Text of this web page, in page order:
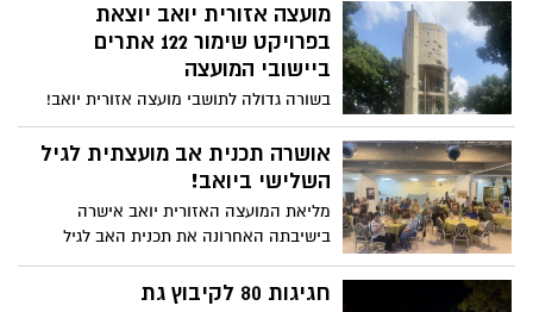
מועצה אזורית יואב יוצאת
בפרויקט שימור 122 אתרים
ביישובי המועצה
בשורה גדולה לתושבי מועצה אזורית יואב!
מליאת המועצה אישרה את רשימת האתרים
והמבנים לשימור ביישובי המועצה כפי
שהוכרזה בוועדת השימור של יואב בתהליך
המתאר הכוללנית ליואב שגם הכנתה נמצאת
אושרה תכנית אב מועצתית לגיל
השלישי ביואב!
מליאת המועצה האזורית יואב אישרה
בישיבתה האחרונה את תכנית האב לגיל
השלישי ביואב, מתוך זיהוי האתגר להזדקנות
מיטבית, ומגמת גידול אוכלוסיית הגיל השלישי.
חגיגות 80 לקיבוץ גת